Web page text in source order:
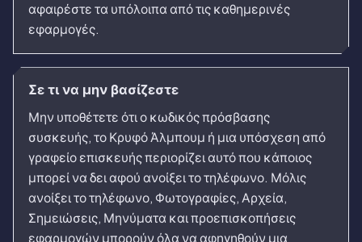
αφαιρέστε τα υπόλοιπα από τις καθημερινές
εφαρμογές.
Σε τι να μην βασίζεστε
Μην υποθέτετε ότι ο κωδικός πρόσβασης
συσκευής, το Κρυφό Άλμπουμ ή μια υπόσχεση από
γραφείο επισκευής περιορίζει αυτό που κάποιος
μπορεί να δει αφού ανοίξει το τηλέφωνο. Μόλις
ανοίξει το τηλέφωνο, Φωτογραφίες, Αρχεία,
Σημειώσεις, Μηνύματα και προεπισκοπήσεις
εφαρμογών μπορούν όλα να αφηγηθούν μια